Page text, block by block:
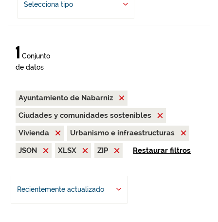
Selecciona tipo
1 Conjunto
de datos
Ayuntamiento de Nabarniz
Ciudades y comunidades sostenibles
Vivienda
Urbanismo e infraestructuras
JSON
XLSX ZIP Restaurar filtros
Recientemente actualizado